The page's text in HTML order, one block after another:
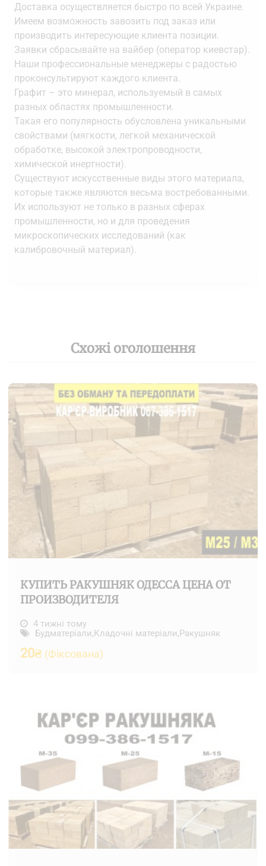
Доставка осуществляется быстро по всей Украине.
Имеем возможность завозить под заказ или
производить интересующие клиента позиции.
Заявки сбрасывайте на вайбер (оператор киевстар).
Наши профессиональные менеджеры с радостью
проконсультируют каждого клиента.
Графит – это минерал, используемый в самых
разных областях промышленности.
Такая его популярность обусловлена уникальными
свойствами (мягкости, легкой механической
обработке, высокой электропроводности,
химической инертности).
Существуют искусственные виды этого материала,
которые также являются весьма востребованными.
Их используют не только в разных сферах
промышленности, но и для проведения
микроскопических исследований (как
калибровочный материал).
Схожі оголошення
КУПИТЬ РАКУШНЯК ОДЕССА ЦЕНА ОТ
ПРОИЗВОДИТЕЛЯ
4 тижні тому
Будматеріали,Кладочні матеріали,Ракушняк
20₴ (Фіксована)